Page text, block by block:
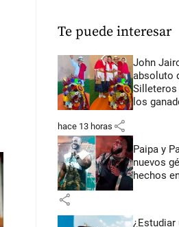
Te puede interesar
John
absoluto
los
hace 13 horas share
Paipa y
nuevos
hechos
share
¿Estudiar